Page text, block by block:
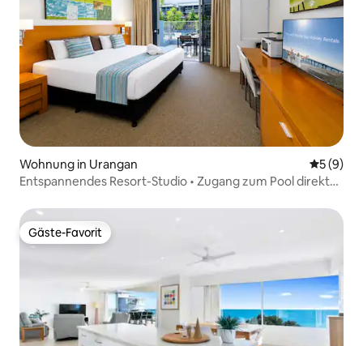
Wohnung in Urangan
5 (9)
Entspannendes Resort-Studio • Zugang zum Pool direkt
Gäste-Favorit
Gäste-Favorit